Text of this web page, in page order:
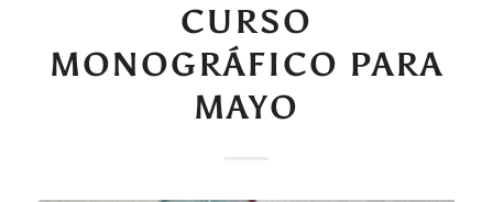
CURSO
MONOGRÁFICO PARA
MAYO